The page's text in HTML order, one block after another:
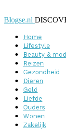
Blogse.nl
Home
Lifestyle
Beauty &
Reizen
Gezondheid
Dieren
Geld
Liefde
Ouders
Wonen
Zakelijk